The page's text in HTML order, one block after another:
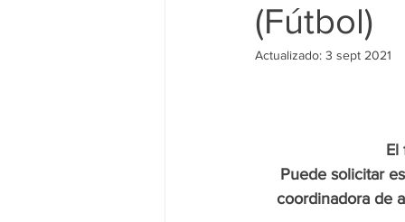
(Fútbol)
Actualizado: 3 sept 2021
El
Puede solicitar
coordinadora de